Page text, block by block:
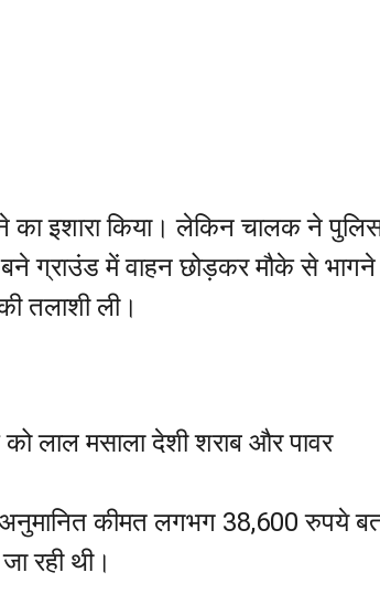
इशारा किया। लेकिन चालक ने
ग्राउंड में वाहन छोड़कर मौके से भागने
तलाशी ली।
लाल मसाला देशी शराब और पावर
कीमत लगभग 38,600 रुपये
रही थी।